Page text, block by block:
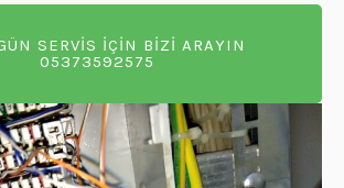
SERVİS İÇİN BİZİ ARAYIN
05373592575